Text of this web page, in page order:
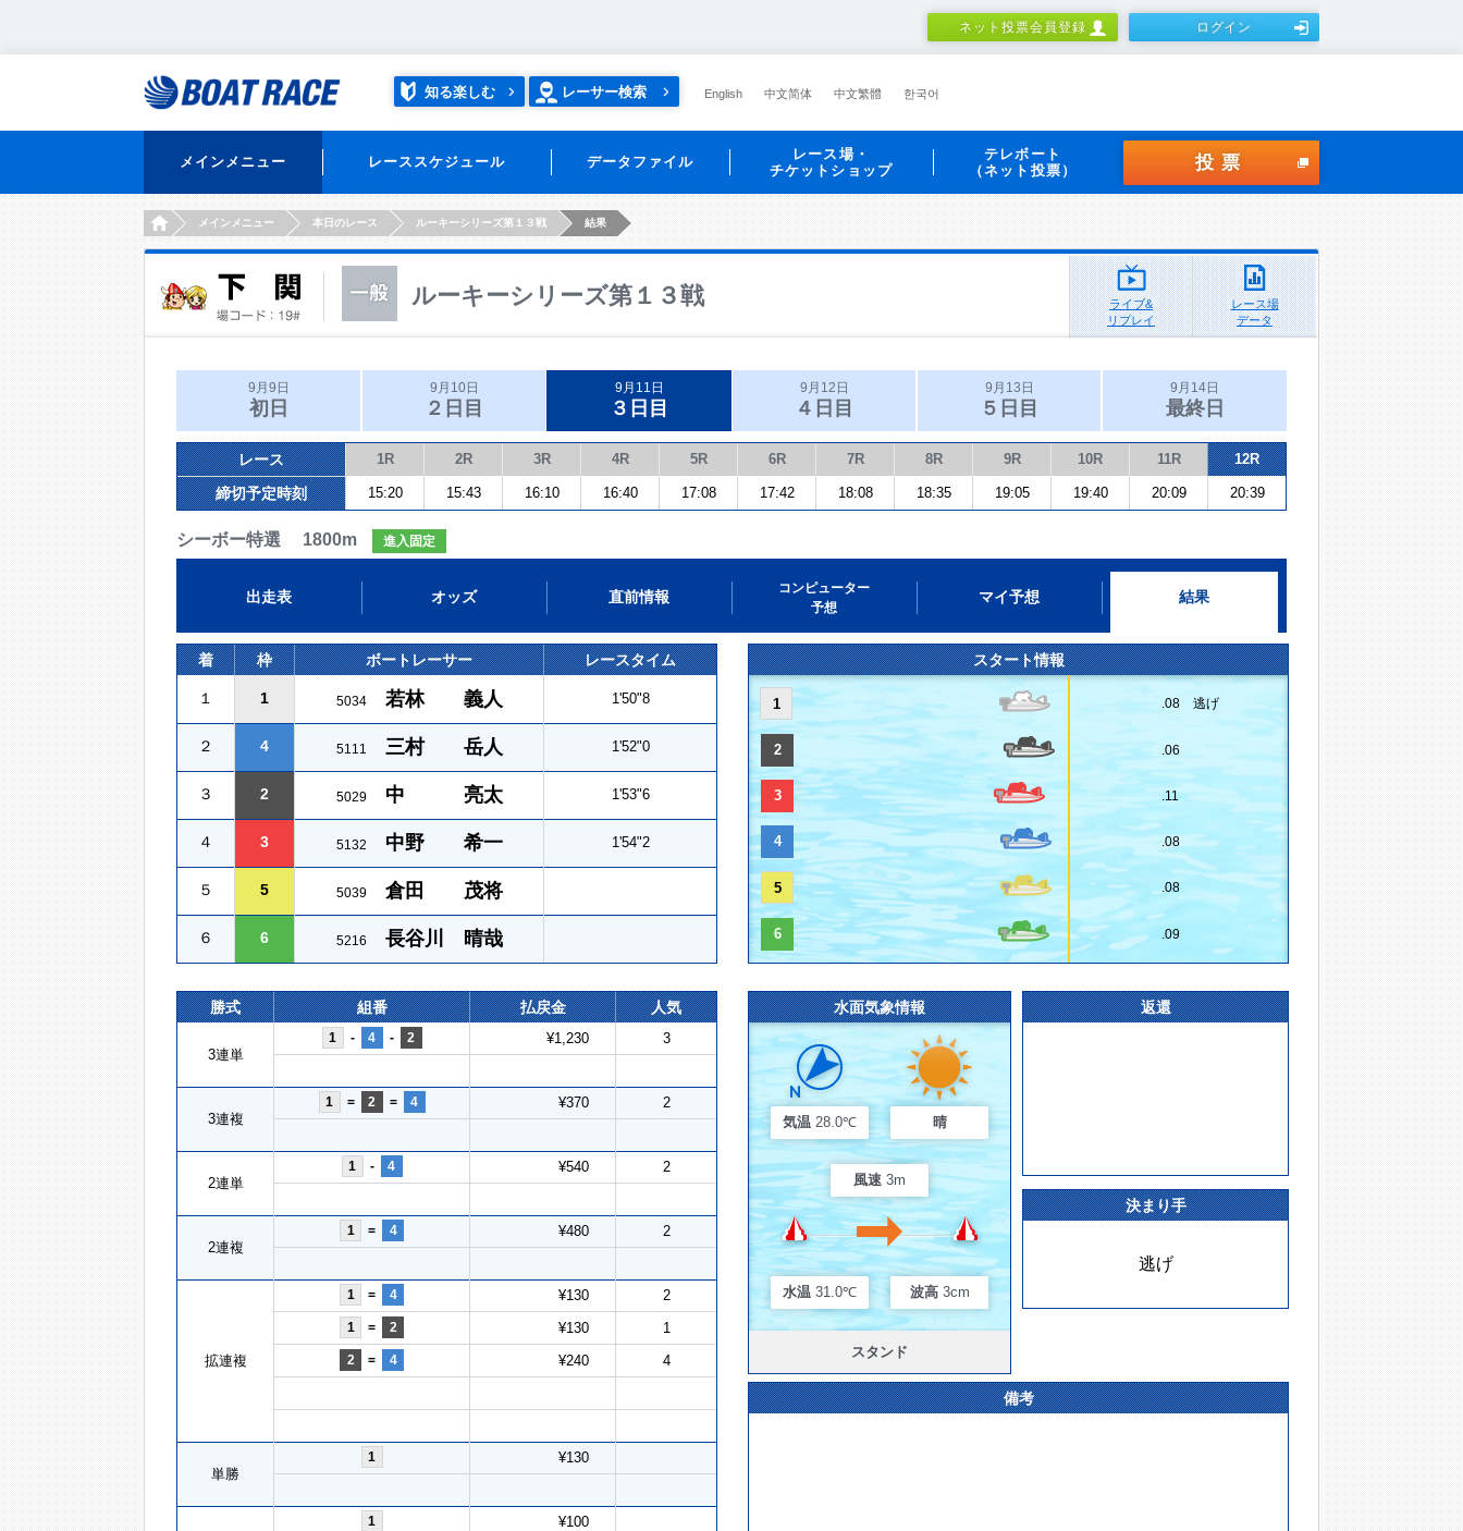
ネット投票会員登録 ログイン
知る楽しむ レーサー検索 English 中文简体 中文繁體 한국어
メインメニュー レーススケジュール データファイル
レース場・
チケットショップ
テレボート
（ネット投票）
投票
HOMEメインメニュー 本日のレース ルーキーシリーズ第１３戦 結果
ルーキーシリーズ第１３戦
ライブ&
リプレイ
レース場
データ
9月9日
初日
9月10日
２日目
9月11日
３日目
9月12日
４日目
9月13日
５日目
9月14日
最終日
レース 1R 2R 3R 4R 5R 6R 7R 8R 9R 10R 11R 12R
締切予定時刻 15:20 15:43 16:10 16:40 17:08 17:42 18:08 18:35 19:05 19:40 20:09 20:39
シーボー特選 1800m 進入固定
出走表 オッズ 直前情報
コンピューター
予想
マイ予想 結果
着 枠 ボートレーサー レースタイム
１ 1 5034 若林 義人 1'50"8
２ 4 5111 三村 岳人 1'52"0
３ 2 5029 中 亮太 1'53"6
４ 3 5132 中野 希一 1'54"2
５ 5 5039 倉田 茂将
６ 6 5216 長谷川 晴哉
スタート情報
1 .08 逃げ
2 .06
3 .11
4 .08
5 .08
6 .09
勝式 組番 払戻金 人気
3連単
1 - 4 - 2 ¥1,230 3
3連複
1 = 2 = 4 ¥370 2
2連単
1 - 4 ¥540 2
2連複
1 = 4 ¥480 2
拡連複
1 = 4 ¥130 2
1 = 2 ¥130 1
2 = 4 ¥240 4
単勝
1 ¥130
1 ¥100
水面気象情報
気温 28.0℃ 晴
風速 3m
水温 31.0℃ 波高 3cm
スタンド
返還
決まり手
逃げ
備考